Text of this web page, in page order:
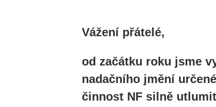
Vážení přátelé,
od začátku roku jsme
nadačního jmění
činnost NF silně